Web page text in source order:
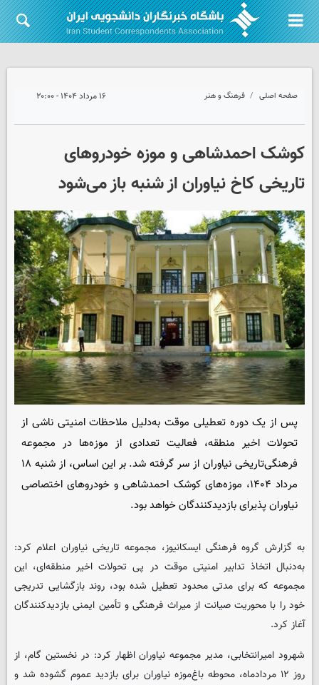
صفحه اصلی فرهنگ و هنر ۱۶ مرداد ۱۴۰۴ - ۲۰:۰۰
کوشک احمدشاهی و موزه خودروهای
تاریخی کاخ نیاوران از شنبه باز می‌شود
پس از یک دوره تعطیلی موقت به‌دلیل ملاحظات امنیتی ناشی از
تحولات اخیر منطقه، فعالیت تعدادی از موزه‌ها در مجموعه
فرهنگی‌تاریخی نیاوران از سر گرفته شد. بر این اساس، از شنبه ۱۸
مرداد ۱۴۰۴، موزه‌های کوشک احمدشاهی و خودروهای اختصاصی
نیاوران پذیرای بازدیدکنندگان خواهد بود.
به گزارش گروه فرهنگیایسکانیوز، مجموعه تاریخی نیاوران اعلام کرد:
به‌دنبال اتخاذ تدابیر امنیتی موقت در پی تحولات اخیر منطقه‌ای، این
مجموعه که برای مدتی محدود تعطیل شده بود، روند بازگشایی تدریجی
خود را با محوریت صیانت از میراث فرهنگی و تأمین ایمنی بازدیدکنندگان
آغاز کرد.
شهرود امیرانتخابی، مدیر مجموعه نیاوران اظهار کرد: در نخستین گام، از
روز ۱۲ مردادماه، محوطه باغ‌موزه نیاوران برای بازدید عموم گشوده شد و